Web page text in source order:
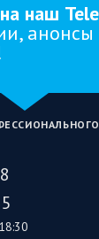
наш
анонсы